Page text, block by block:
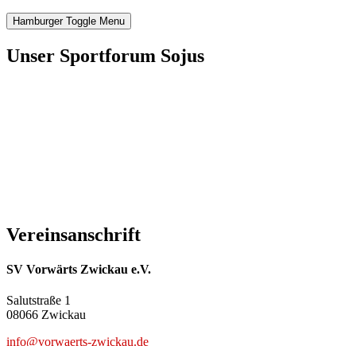
Hamburger Toggle Menu
Unser Sportforum Sojus
Vereinsanschrift
SV Vorwärts Zwickau e.V.
Salutstraße 1
08066 Zwickau
info@vorwaerts-zwickau.de